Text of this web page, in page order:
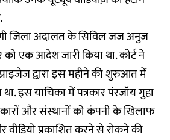
जिला अदालत के सिविल जज अनुज
एक आदेश जारी किया था. कोर्ट ने
द्वारा इस महीने की शुरुआत में
था. इस याचिका में पत्रकार पंरजॉय गुहा
और संस्थानों को कंपनी के खिलाफ
प्रकाशित करने से रोकने की